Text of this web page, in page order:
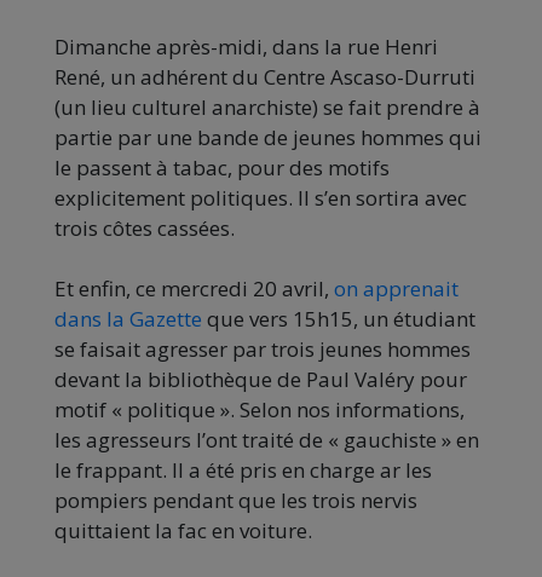
Dimanche après-midi, dans la rue Henri
René, un adhérent du Centre Ascaso-Durruti
(un lieu culturel anarchiste) se fait prendre à
partie par une bande de jeunes hommes qui
le passent à tabac, pour des motifs
explicitement politiques. Il s’en sortira avec
trois côtes cassées.
Et enfin, ce mercredi 20 avril, on apprenait
dans la Gazette que vers 15h15, un étudiant
se faisait agresser par trois jeunes hommes
devant la bibliothèque de Paul Valéry pour
motif « politique ». Selon nos informations,
les agresseurs l’ont traité de « gauchiste » en
le frappant. Il a été pris en charge ar les
pompiers pendant que les trois nervis
quittaient la fac en voiture.